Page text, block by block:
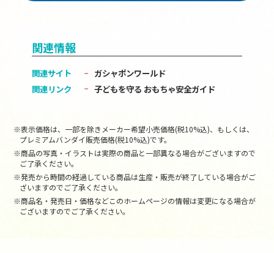
関連情報
関連サイト
ガシャポンワールド
関連リンク
子どもを守る おもちゃ安全ガイド
※表示価格は、一部を除きメーカー希望小売価格(税10%込)、もしくは、
プレミアムバンダイ販売価格(税10%込)です。
※商品の写真・イラストは実際の商品と一部異なる場合がございますので
ご了承ください。
※発売から時間の経過している商品は生産・販売が終了している場合がご
ざいますのでご了承ください。
※商品名・発売日・価格などこのホームページの情報は変更になる場合が
ございますのでご了承ください。